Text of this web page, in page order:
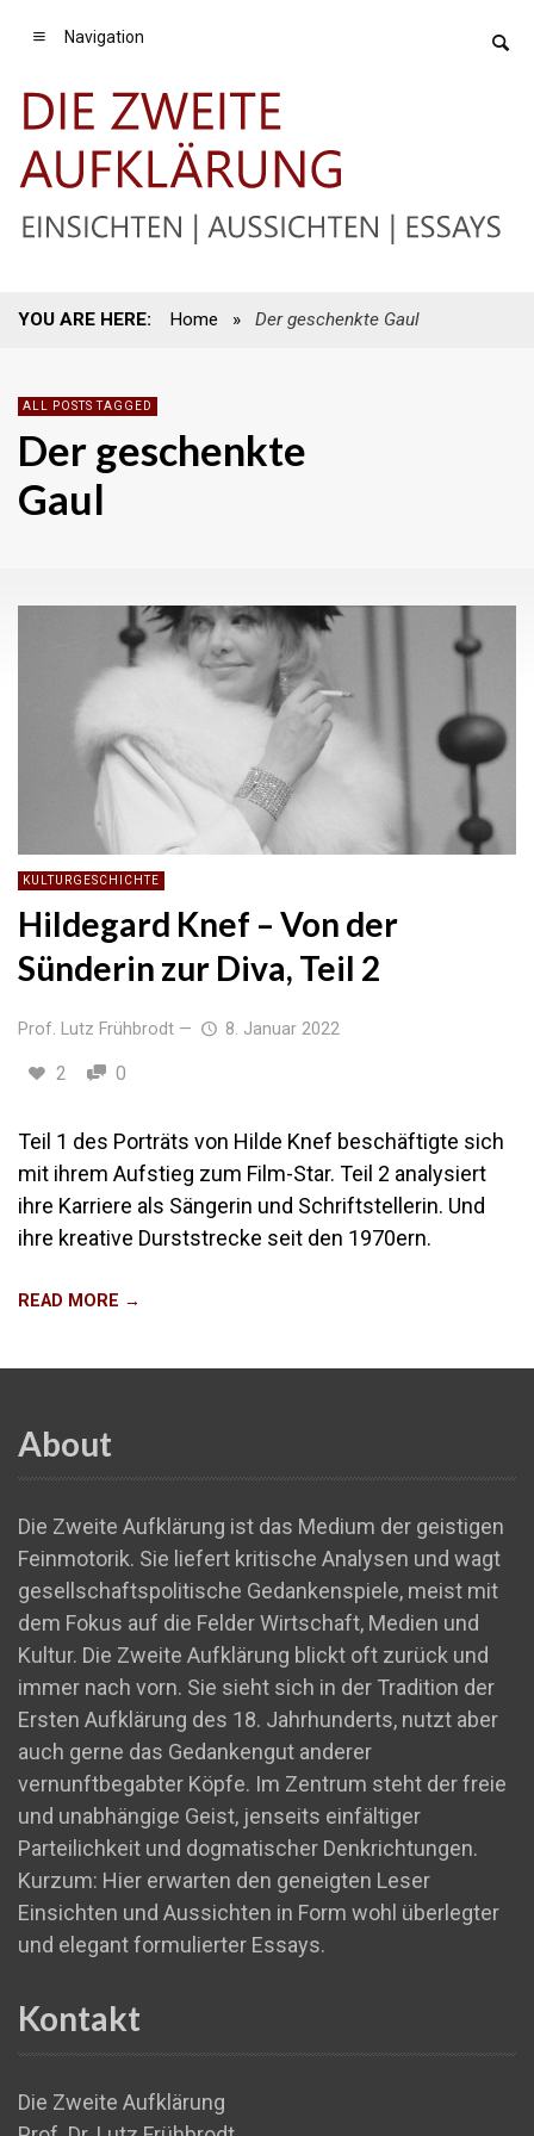
Navigation
YOU ARE HERE: Home » Der geschenkte Gaul
ALL POSTS TAGGED
Der geschenkte
Gaul
KULTURGESCHICHTE
Hildegard Knef – Von der
Sünderin zur Diva, Teil 2
Prof. Lutz Frühbrodt — 8. Januar 2022
2 0
Teil 1 des Porträts von Hilde Knef beschäftigte sich
mit ihrem Aufstieg zum Film-Star. Teil 2 analysiert
ihre Karriere als Sängerin und Schriftstellerin. Und
ihre kreative Durststrecke seit den 1970ern.
READ MORE →
About
Die Zweite Aufklärung ist das Medium der geistigen
Feinmotorik. Sie liefert kritische Analysen und wagt
gesellschaftspolitische Gedankenspiele, meist mit
dem Fokus auf die Felder Wirtschaft, Medien und
Kultur. Die Zweite Aufklärung blickt oft zurück und
immer nach vorn. Sie sieht sich in der Tradition der
Ersten Aufklärung des 18. Jahrhunderts, nutzt aber
auch gerne das Gedankengut anderer
vernunftbegabter Köpfe. Im Zentrum steht der freie
und unabhängige Geist, jenseits einfältiger
Parteilichkeit und dogmatischer Denkrichtungen.
Kurzum: Hier erwarten den geneigten Leser
Einsichten und Aussichten in Form wohl überlegter
und elegant formulierter Essays.
Kontakt
Die Zweite Aufklärung